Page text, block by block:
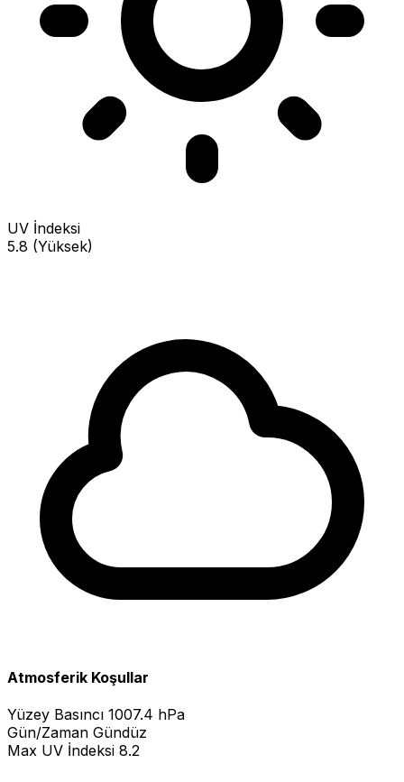
UV İndeksi
5.8 (Yüksek)
Atmosferik Koşullar
Yüzey Basıncı 1007.4 hPa
Gün/Zaman Gündüz
Max UV İndeksi 8.2